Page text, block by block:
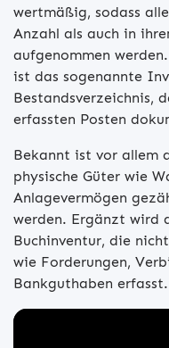
wertmäßig, sodass
Anzahl als auch in
aufgenommen
ist das sogenannte
Bestandsverzeichnis,
erfassten Posten
Bekannt ist vor allem
physische Güter wie
Anlagevermögen
werden. Ergänzt wird
Buchinventur, die
wie Forderungen,
Bankguthaben erfasst.